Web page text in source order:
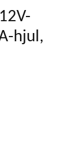
hjul,